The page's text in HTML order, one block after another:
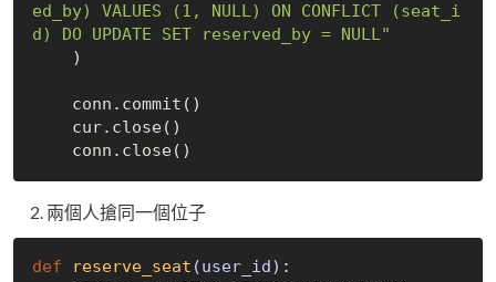
ed_by) VALUES (1, NULL) ON CONFLICT (seat_i
d) DO UPDATE SET reserved_by = NULL"
兩個人搶同一個位子
def reserve_seat (user_id) :